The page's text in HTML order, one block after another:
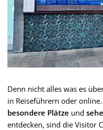
Denn nicht alles was es
in Reiseführern oder
besondere Plätze und
entdecken, sind die Visitor